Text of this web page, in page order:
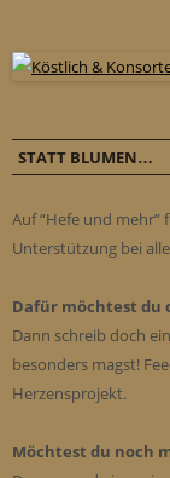
STATT BLUMEN…
Auf “Hefe und mehr”
Unterstützung bei
Dafür möchtest du
Dann schreib doch
besonders magst!
Herzensprojekt.
Möchtest du noch